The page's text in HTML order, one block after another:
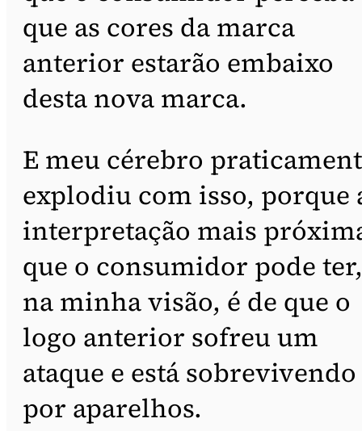
que as cores da marca
anterior estarão embaixo
desta nova marca.
E meu cérebro
explodiu com isso, porque
interpretação mais
que o consumidor pode ter,
na minha visão, é de que o
logo anterior sofreu um
ataque e está sobrevivendo
por aparelhos.